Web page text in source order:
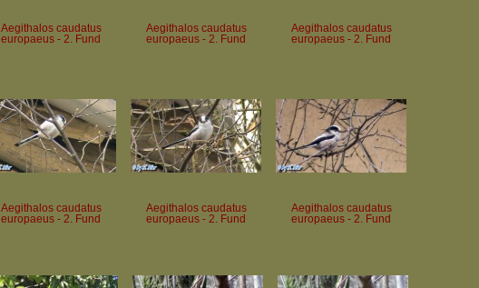
Aegithalos caudatus
europaeus - 2. Fund
Aegithalos caudatus
europaeus - 2. Fund
Aegithalos caudatus
europaeus - 2. Fund
Aegithalos caudatus
europaeus - 2. Fund
Aegithalos caudatus
europaeus - 2. Fund
Aegithalos caudatus
europaeus - 2. Fund